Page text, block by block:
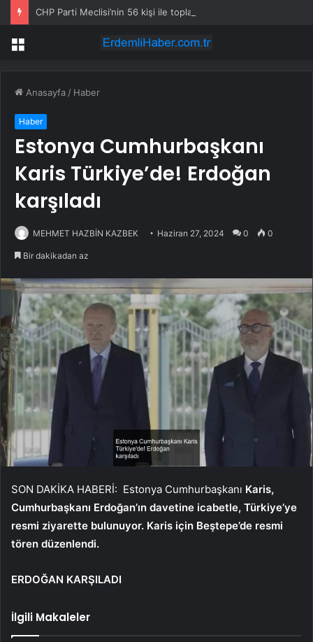
CHP Parti Meclisi’nin 56 kişi ile toplanması bekleniyor
Menü
Anasayfa / Haber
Haber
Estonya Cumhurbaşkanı
Karis Türkiye’de! Erdoğan
karşıladı
MEHMET HAZBİN KAZBEK Haziran 27, 2024 0 0
Bir dakikadan az
SON DAKİKA HABERİ: Estonya Cumhurbaşkanı Karis,
Cumhurbaşkanı Erdoğan’ın davetine icabetle, Türkiye’ye
resmi ziyarette bulunuyor. Karis için Beştepe’de resmi
tören düzenlendi.
ERDOĞAN KARŞILADI
İlgili Makaleler